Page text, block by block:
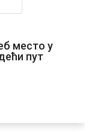
место у
пут